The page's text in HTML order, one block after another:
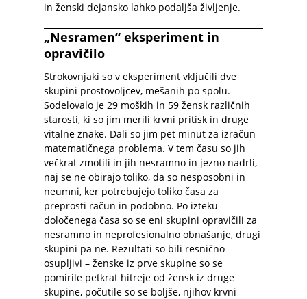
in ženski dejansko lahko podaljša življenje.
„Nesramen“ eksperiment in
opravičilo
Strokovnjaki so v eksperiment vključili dve
skupini prostovoljcev, mešanih po spolu.
Sodelovalo je 29 moških in 59 žensk različnih
starosti, ki so jim merili krvni pritisk in druge
vitalne znake. Dali so jim pet minut za izračun
matematičnega problema. V tem času so jih
večkrat zmotili in jih nesramno in jezno nadrli,
naj se ne obirajo toliko, da so nesposobni in
neumni, ker potrebujejo toliko časa za
preprosti račun in podobno. Po izteku
določenega časa so se eni skupini opravičili za
nesramno in neprofesionalno obnašanje, drugi
skupini pa ne. Rezultati so bili resnično
osupljivi – ženske iz prve skupine so se
pomirile petkrat hitreje od žensk iz druge
skupine, počutile so se boljše, njihov krvni